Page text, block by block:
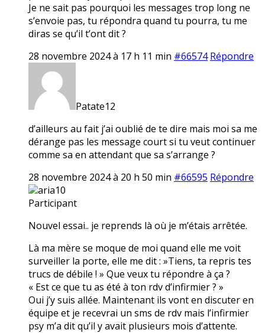
Je ne sait pas pourquoi les messages trop long ne
s’envoie pas, tu répondra quand tu pourra, tu me
diras se qu’il t’ont dit ?
28 novembre 2024 à 17 h 11 min #66574 Répondre
Patate12
d’ailleurs au fait j’ai oublié de te dire mais moi sa me
dérange pas les message court si tu veut continuer
comme sa en attendant que sa s’arrange ?
28 novembre 2024 à 20 h 50 min #66595 Répondre
aria10
Participant
Nouvel essai.. je reprends là où je m’étais arrêtée.
Là ma mère se moque de moi quand elle me voit
surveiller la porte, elle me dit : »Tiens, ta repris tes
trucs de débile ! » Que veux tu répondre à ça ?
« Est ce que tu as été à ton rdv d’infirmier ? »
Oui j’y suis allée. Maintenant ils vont en discuter en
équipe et je recevrai un sms de rdv mais l’infirmier
psy m’a dit qu’il y avait plusieurs mois d’attente.